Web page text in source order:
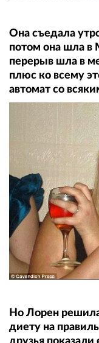
Она съедала
потом она шла в
перерыв шла в
плюс ко всему
автомат со
Но Лорен
диету на